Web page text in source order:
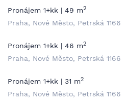
Pronájem 1+kk | 49 m2
Praha, Nové Město, Petrská 1166
Pronájem 1+kk | 46 m2
Praha, Nové Město, Petrská 1166
Pronájem 1+kk | 31 m2
Praha, Nové Město, Petrská 1166